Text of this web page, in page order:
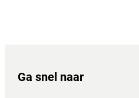
Ga snel naar